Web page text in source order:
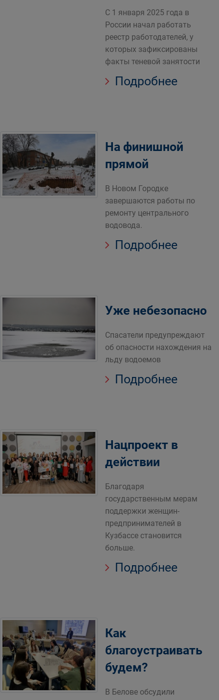
С 1 января 2025 года в
России начал работать
реестр работодателей, у
которых зафиксированы
факты теневой занятости
Подробнее
На финишной
прямой
В Новом Городке
завершаются работы по
ремонту центрального
водовода.
Подробнее
Уже небезопасно
Спасатели предупреждают
об опасности нахождения на
льду водоемов
Подробнее
Нацпроект в
действии
Благодаря
государственным мерам
поддержки женщин-
предпринимателей в
Кузбассе становится
больше.
Подробнее
Как
благоустраивать
будем?
В Белове обсудили